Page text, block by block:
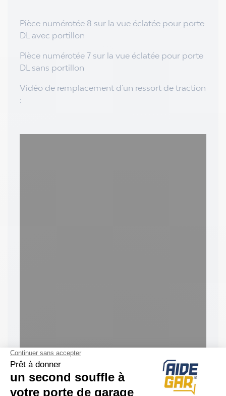
Pièce numérotée 8 sur la vue éclatée pour porte
DL avec portillon
Pièce numérotée 7 sur la vue éclatée pour porte
DL sans portillon
Vidéo de remplacement d'un ressort de traction
: